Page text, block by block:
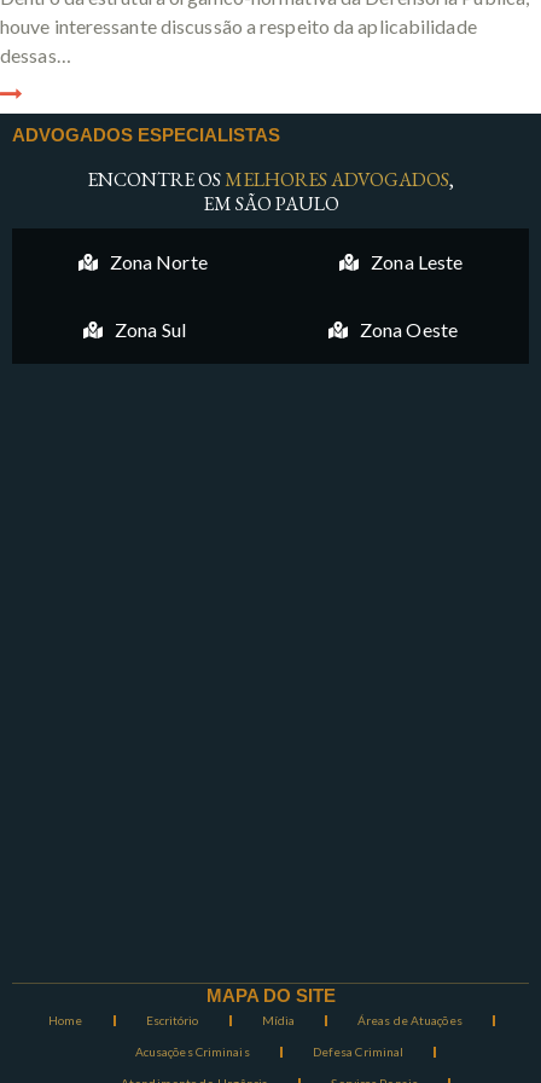
houve interessante discussão a respeito da aplicabilidade
dessas…
ADVOGADOS ESPECIALISTAS
ENCONTRE OSMELHORES ADVOGADOS,
EM SÃO PAULO
Zona Norte Zona Leste
Zona Sul Zona Oeste
MAPA DO SITE
Home Escritório Mídia Áreas de Atuações
Acusações Criminais Defesa Criminal